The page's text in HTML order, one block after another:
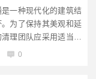
一种现代化的建筑结
为了保持其美观和延
理团队应采用适当的
底清除铝方通表面的
0